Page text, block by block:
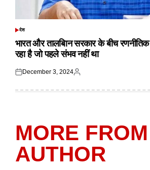
POSTED
देश
भारत और तालबिान सरकार के बीच
रहा है जो पहले संभव नहीं था
Posted
December 3, 2024
Posted
MORE FROM
AUTHOR